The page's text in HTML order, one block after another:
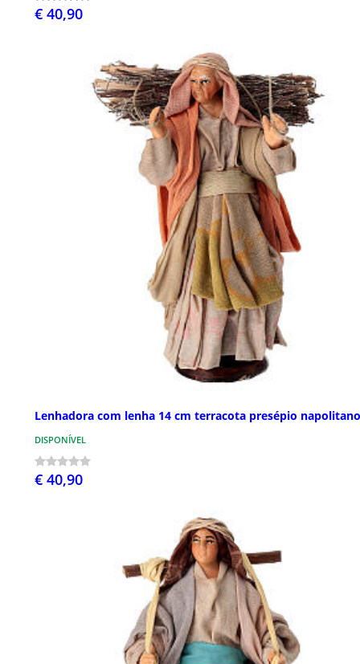
€ 40,90
Lenhadora com lenha 14 cm terracota presépio napolitano
DISPONÍVEL
€ 40,90